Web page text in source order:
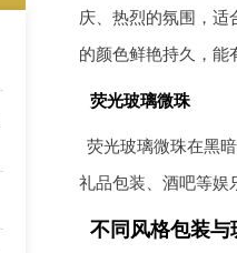
庆、热烈的氛围，适
的颜色鲜艳持久，能
荧光玻璃微珠
荧光玻璃微珠在黑
礼品包装、酒吧等娱
不同风格包装